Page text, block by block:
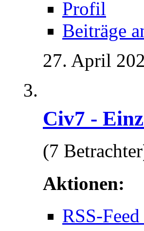
Profil
Beiträge
27. April
Civ7 -
(7
Aktionen:
RSS-